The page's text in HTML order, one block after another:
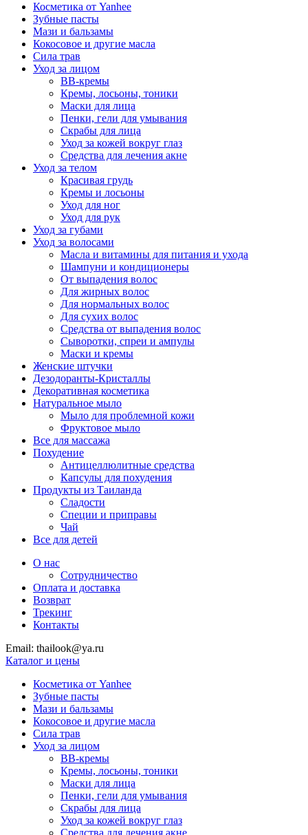
Косметика от Yanhee
Зубные пасты
Мази и бальзамы
Кокосовое и другие масла
Сила трав
Уход за лицом
BB-кремы
Кремы, лосьоны, тоники
Маски для лица
Пенки, гели для умывания
Скрабы для лица
Уход за кожей вокруг глаз
Средства для лечения акне
Уход за телом
Красивая грудь
Кремы и лосьоны
Уход для ног
Уход для рук
Уход за губами
Уход за волосами
Масла и витамины для питания и ухода
Шампуни и кондиционеры
От выпадения волос
Для жирных волос
Для нормальных волос
Для сухих волос
Средства от выпадения волос
Сыворотки, спреи и ампулы
Маски и кремы
Женские штучки
Дезодоранты-Кристаллы
Декоративная косметика
Натуральное мыло
Мыло для проблемной кожи
Фруктовое мыло
Все для массажа
Похудение
Антицеллюлитные средства
Капсулы для похудения
Продукты из Таиланда
Сладости
Специи и приправы
Чай
Все для детей
О нас
Сотрудничество
Оплата и доставка
Возврат
Трекинг
Контакты
Email: thailook@ya.ru
Каталог и цены
Косметика от Yanhee
Зубные пасты
Мази и бальзамы
Кокосовое и другие масла
Сила трав
Уход за лицом
BB-кремы
Кремы, лосьоны, тоники
Маски для лица
Пенки, гели для умывания
Скрабы для лица
Уход за кожей вокруг глаз
Средства для лечения акне